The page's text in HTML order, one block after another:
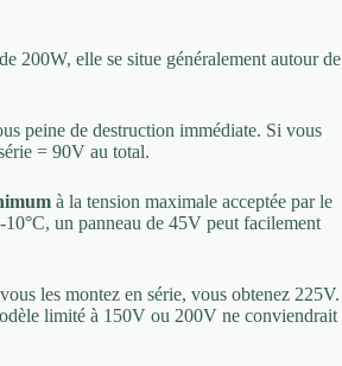
200W, elle se situe généralement autour de
peine de destruction immédiate. Si vous
= 90V au total.
à la tension maximale acceptée par le
un panneau de 45V peut facilement
les montez en série, vous obtenez 225V.
limité à 150V ou 200V ne conviendrait